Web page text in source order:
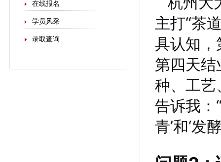
在线报名
学员风采
录取查询
主打“茶
具认知
第四天
种、工
告诉我：
青’和‘发